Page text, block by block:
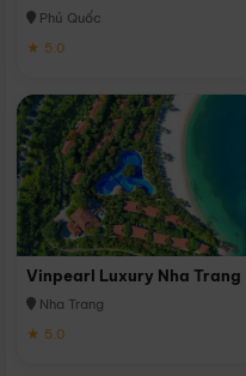
Phú Quốc
★ 5.0
Vinpearl Luxury Nha Trang
Nha Trang
★ 5.0